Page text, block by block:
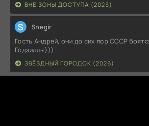
ВНЕ ЗОНЫ ДОСТУПА (2025)
S Snegir
Гость Андрей, они до сих пор СССР
Годзиллы)))
ЗВЁЗДНЫЙ ГОРОДОК (2026)